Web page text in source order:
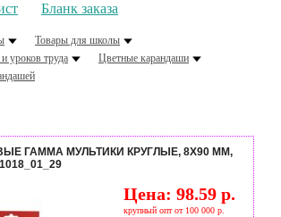
Бланк заказа
Товары для школы
уроков труда
Цветные карандаши
ГАММА МУЛЬТИКИ КРУГЛЫЕ, 8X90 ММ,
Цена: 98.59 р.
крупный опт от 100 000 р.